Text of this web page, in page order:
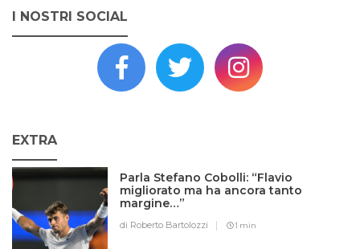
I NOSTRI SOCIAL
EXTRA
Parla Stefano Cobolli: “Flavio
migliorato ma ha ancora tanto
margine…”
di Roberto Bartolozzi 1 min